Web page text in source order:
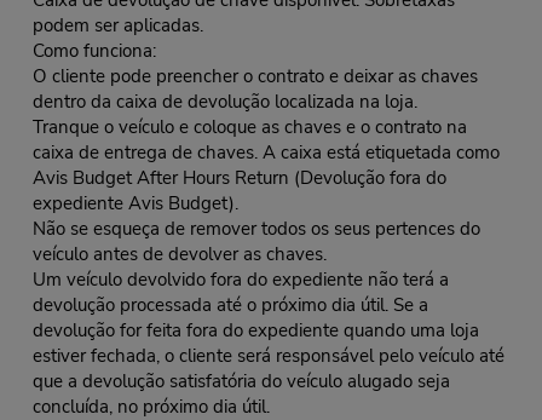
podem ser aplicadas.
Como funciona:
O cliente pode preencher o contrato e deixar as chaves
dentro da caixa de devolução localizada na loja.
Tranque o veículo e coloque as chaves e o contrato na
caixa de entrega de chaves. A caixa está etiquetada como
Avis Budget After Hours Return (Devolução fora do
expediente Avis Budget).
Não se esqueça de remover todos os seus pertences do
veículo antes de devolver as chaves.
Um veículo devolvido fora do expediente não terá a
devolução processada até o próximo dia útil. Se a
devolução for feita fora do expediente quando uma loja
estiver fechada, o cliente será responsável pelo veículo até
que a devolução satisfatória do veículo alugado seja
concluída, no próximo dia útil.